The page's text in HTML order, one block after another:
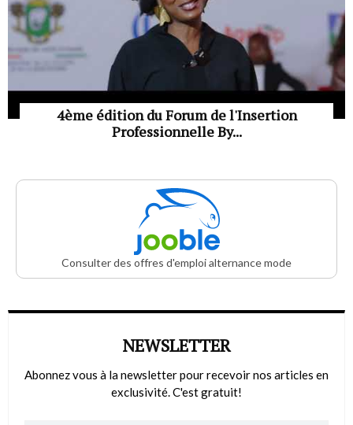
4ème édition du Forum de l'Insertion
Professionnelle By...
Consulter des offres d'emploi alternance mode
NEWSLETTER
Abonnez vous à la newsletter pour recevoir nos articles en
exclusivité. C'est gratuit!